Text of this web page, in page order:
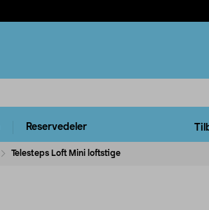
Reservedeler
Telesteps Loft Mini loftstige